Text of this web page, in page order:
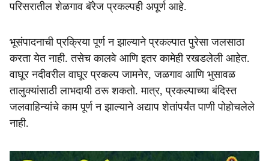
परिसरातील शेळगाव बॅरेज प्रकल्पही अपूर्ण आहे.
भूसंपादनाची प्रक्रिया पूर्ण न झाल्याने प्रकल्पात पुरेसा जलसाठा
करता येत नाही. तसेच कालवे आणि इतर कामेही रखडलेली आहेत.
वाघूर नदीवरील वाघूर प्रकल्प जामनेर, जळगाव आणि भुसावळ
तालुक्यांसाठी लाभदायी ठरू शकतो. मात्र, प्रकल्पाच्या बंदिस्त
जलवाहिन्यांचे काम पूर्ण न झाल्याने अद्याप शेतांपर्यंत पाणी पोहोचलेले
नाही.